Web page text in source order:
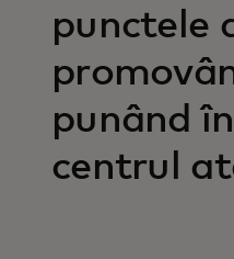
punctele
punând
centrul